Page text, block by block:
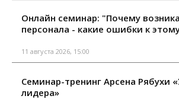
Онлайн семинар: "Почему
персонала - какие ошибки к
11 августа 2026, 15:00
Семинар-тренинг Арсена Рябухи
лидера»